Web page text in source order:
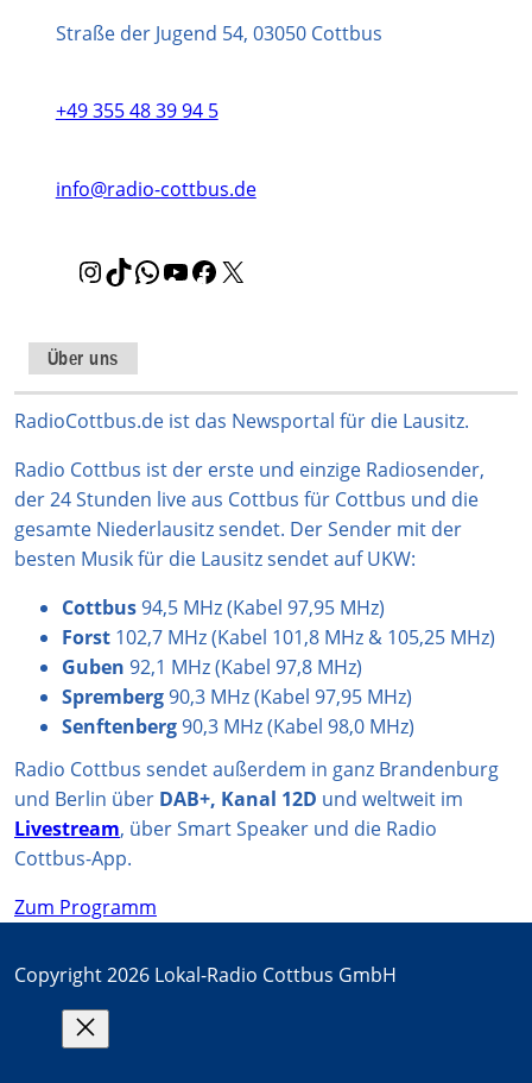
Straße der Jugend 54, 03050 Cottbus
+49 355 48 39 94 5
info@radio-cottbus.de
I
t
a
g
a
m
T
o
k
W
s
A
p
Y
u
b
F
b
o
k
Über uns
RadioCottbus.de ist das Newsportal für die Lausitz.
Radio Cottbus ist der erste und einzige Radiosender,
der 24 Stunden live aus Cottbus für Cottbus und die
gesamte Niederlausitz sendet. Der Sender mit der
besten Musik für die Lausitz sendet auf UKW:
Cottbus94,5 MHz (Kabel 97,95 MHz)
Forst 102,7 MHz (Kabel 101,8 MHz & 105,25 MHz)
Guben 92,1 MHz (Kabel 97,8 MHz)
Spremberg90,3 MHz (Kabel 97,95 MHz)
Senftenberg90,3 MHz (Kabel 98,0 MHz)
Radio Cottbus sendet außerdem in ganz Brandenburg
und Berlin über DAB+, Kanal 12D und weltweit im
Livestream, über Smart Speaker und die Radio
Cottbus-App.
Zum Programm
Copyright 2026 Lokal-Radio Cottbus GmbH